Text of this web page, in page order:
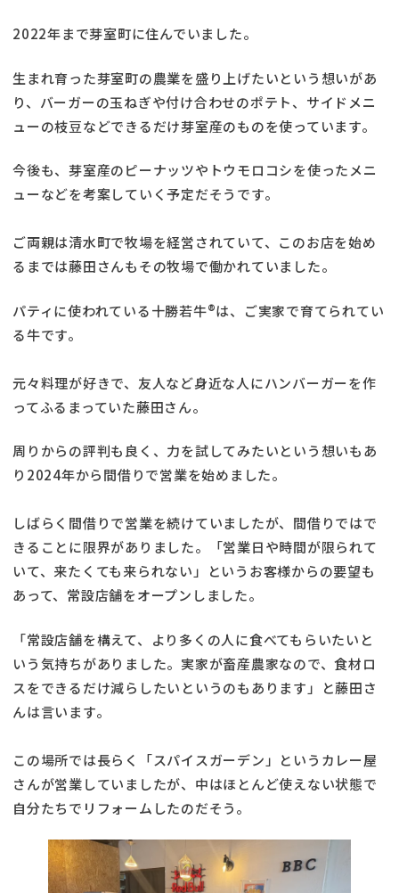
2022年まで芽室町に住んでいました。
生まれ育った芽室町の農業を盛り上げたいという想いがあ
り、バーガーの玉ねぎや付け合わせのポテト、サイドメニ
ューの枝豆などできるだけ芽室産のものを使っています。
今後も、芽室産のピーナッツやトウモロコシを使ったメニ
ューなどを考案していく予定だそうです。
ご両親は清水町で牧場を経営されていて、このお店を始め
るまでは藤田さんもその牧場で働かれていました。
パティに使われている十勝若牛®は、ご実家で育てられてい
る牛です。
元々料理が好きで、友人など身近な人にハンバーガーを作
ってふるまっていた藤田さん。
周りからの評判も良く、力を試してみたいという想いもあ
り2024年から間借りで営業を始めました。
しばらく間借りで営業を続けていましたが、間借りではで
きることに限界がありました。「営業日や時間が限られて
いて、来たくても来られない」というお客様からの要望も
あって、常設店舗をオープンしました。
「常設店舗を構えて、より多くの人に食べてもらいたいと
いう気持ちがありました。実家が畜産農家なので、食材ロ
スをできるだけ減らしたいというのもあります」と藤田さ
んは言います。
この場所では長らく「スパイスガーデン」というカレー屋
さんが営業していましたが、中はほとんど使えない状態で
自分たちでリフォームしたのだそう。